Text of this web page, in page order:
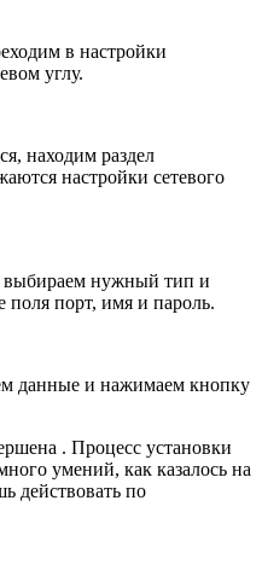
в настройки
углу.
находим раздел
настройки сетевого
выбираем нужный тип и
поля порт, имя и пароль.
данные и нажимаем кнопку
. Процесс установки
умений, как казалось на
действовать по